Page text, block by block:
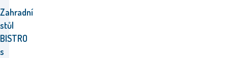
Zahradní
stůl
BISTRO
s